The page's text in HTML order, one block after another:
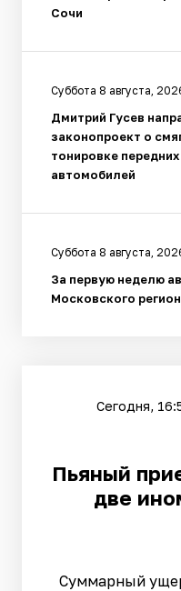
Сочи
Суббота 8 августа,
Дмитрий Гусев
законопроект о
тонировке
автомобилей
Суббота 8 августа,
За первую неделю
Московского
Сегодня,
Пьяный
две
Суммарный